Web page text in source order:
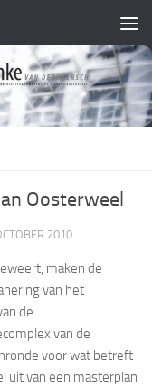
Oosterweel
2010
maken de
van het
de
van de
voor wat betreft
uit van een masterplan